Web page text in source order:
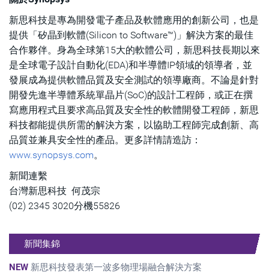
新思科技是專為開發電子產品及軟體應用的創新公司，也是
提供「矽晶到軟體(Silicon to Software™)」解決方案的最佳
合作夥伴。身為全球第15大的軟體公司，新思科技長期以來
是全球電子設計自動化(EDA)和半導體IP領域的領導者，並
發展成為提供軟體品質及安全測試的領導廠商。不論是針對
開發先進半導體系統單晶片(SoC)的設計工程師，或正在撰
寫應用程式且要求高品質及安全性的軟體開發工程師，新思
科技都能提供所需的解決方案，以協助工程師完成創新、高
品質並兼具安全性的產品。更多詳情請造訪：
www.synopsys.com。
新聞連繫
台灣新思科技 何茂宗
(02) 2345 3020分機55826
新聞集錦
NEW 新思科技發表第一波多物理場融合解決方案